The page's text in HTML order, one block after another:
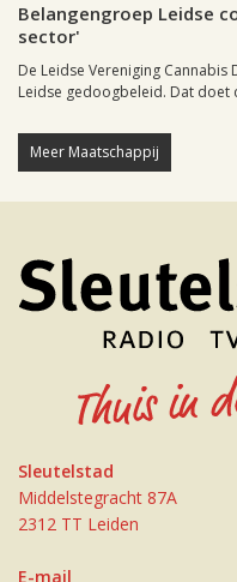
Belangengroep Leidse
sector'
De Leidse Vereniging
Leidse gedoogbeleid. Dat doet
Meer Maatschappij
Sleutelstad
Middelstegracht 87A
2312 TT Leiden
E-mail